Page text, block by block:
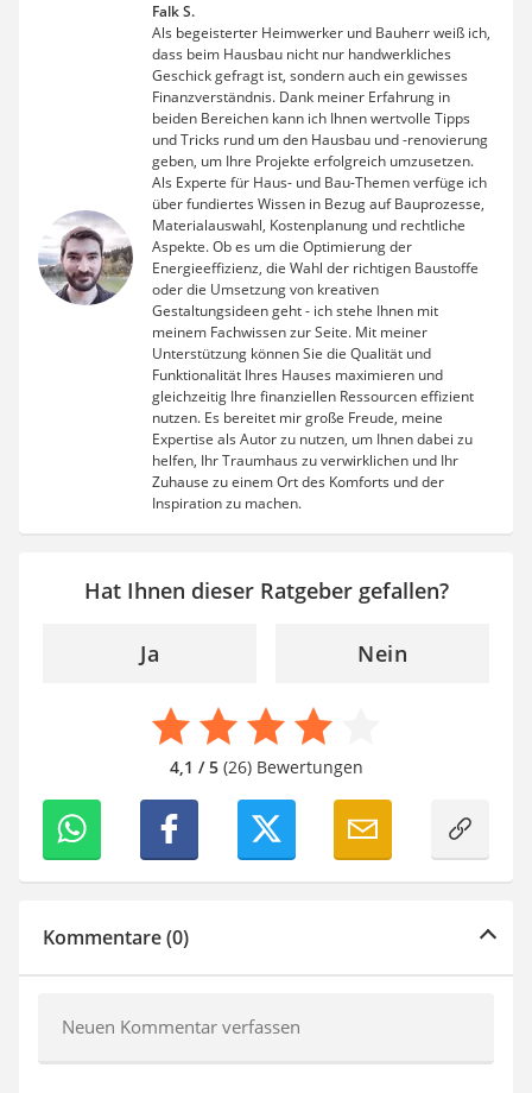
Falk S.
Als begeisterter Heimwerker und Bauherr weiß ich,
dass beim Hausbau nicht nur handwerkliches
Geschick gefragt ist, sondern auch ein gewisses
Finanzverständnis. Dank meiner Erfahrung in
beiden Bereichen kann ich Ihnen wertvolle Tipps
und Tricks rund um den Hausbau und -renovierung
geben, um Ihre Projekte erfolgreich umzusetzen.
Als Experte für Haus- und Bau-Themen verfüge ich
über fundiertes Wissen in Bezug auf Bauprozesse,
Materialauswahl, Kostenplanung und rechtliche
Aspekte. Ob es um die Optimierung der
Energieeffizienz, die Wahl der richtigen Baustoffe
oder die Umsetzung von kreativen
Gestaltungsideen geht - ich stehe Ihnen mit
meinem Fachwissen zur Seite. Mit meiner
Unterstützung können Sie die Qualität und
Funktionalität Ihres Hauses maximieren und
gleichzeitig Ihre finanziellen Ressourcen effizient
nutzen. Es bereitet mir große Freude, meine
Expertise als Autor zu nutzen, um Ihnen dabei zu
helfen, Ihr Traumhaus zu verwirklichen und Ihr
Zuhause zu einem Ort des Komforts und der
Inspiration zu machen.
Hat Ihnen dieser Ratgeber gefallen?
Ja Nein
4,1 / 5(26) Bewertungen
Kommentare (0)
Neuen Kommentar verfassen